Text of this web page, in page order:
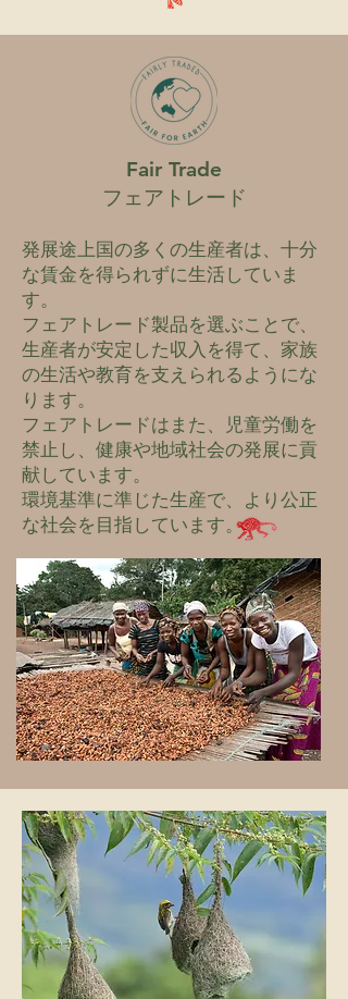
Fair Trade
フェアトレード
発展途上国の多くの生産者は、十分
な賃金を得られずに生活していま
す。
フェアトレード製品を選ぶことで、
生産者が安定した収入を得て、家族
の生活や教育を支えられるようにな
ります。
フェアトレードはまた、児童労働を
禁止し、健康や地域社会の発展に貢
献しています。
環境基準に準じた生産で、より公正
な社会を目指しています。